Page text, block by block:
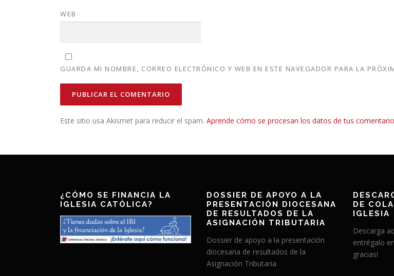
WEB
GUARDA MI NOMBRE, CORREO ELECTRÓNICO Y WEB EN ESTE NAVEGADOR PARA LA
Este sitio usa Akismet para reducir el spam. Aprende cómo se procesan los datos de tus
¿CÓMO SE FINANCIA LA
IGLESIA CATÓLICA?
DOSSIER DE APOYO A LA
PRESENTACIÓN DIOCESANA
DE RESULTADOS DE LA
ASIGNACIÓN TRIBUTARIA
Dossier de apoyo a la presentación
diocesana de resultados de la
Asignación Tributaria
DE
IGLESIA
Descarga
entrégalo
gracias!